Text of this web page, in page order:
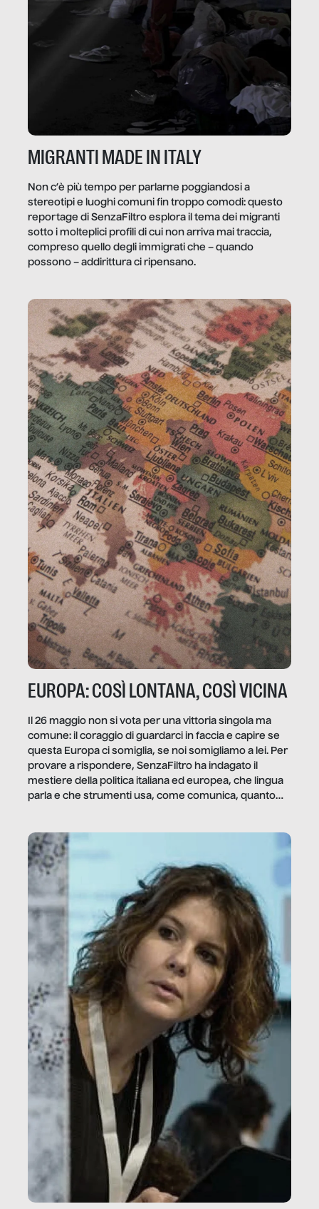
MIGRANTI MADE IN ITALY
Non c’è più tempo per parlarne poggiandosi a
stereotipi e luoghi comuni fin troppo comodi: questo
reportage di SenzaFiltro esplora il tema dei migranti
sotto i molteplici profili di cui non arriva mai traccia,
compreso quello degli immigrati che – quando
possono – addirittura ci ripensano.
EUROPA: COSÌ LONTANA, COSÌ VICINA
Il 26 maggio non si vota per una vittoria singola ma
comune: il coraggio di guardarci in faccia e capire se
questa Europa ci somiglia, se noi somigliamo a lei. Per
provare a rispondere, SenzaFiltro ha indagato il
mestiere della politica italiana ed europea, che lingua
parla e che strumenti usa, come comunica, quanto